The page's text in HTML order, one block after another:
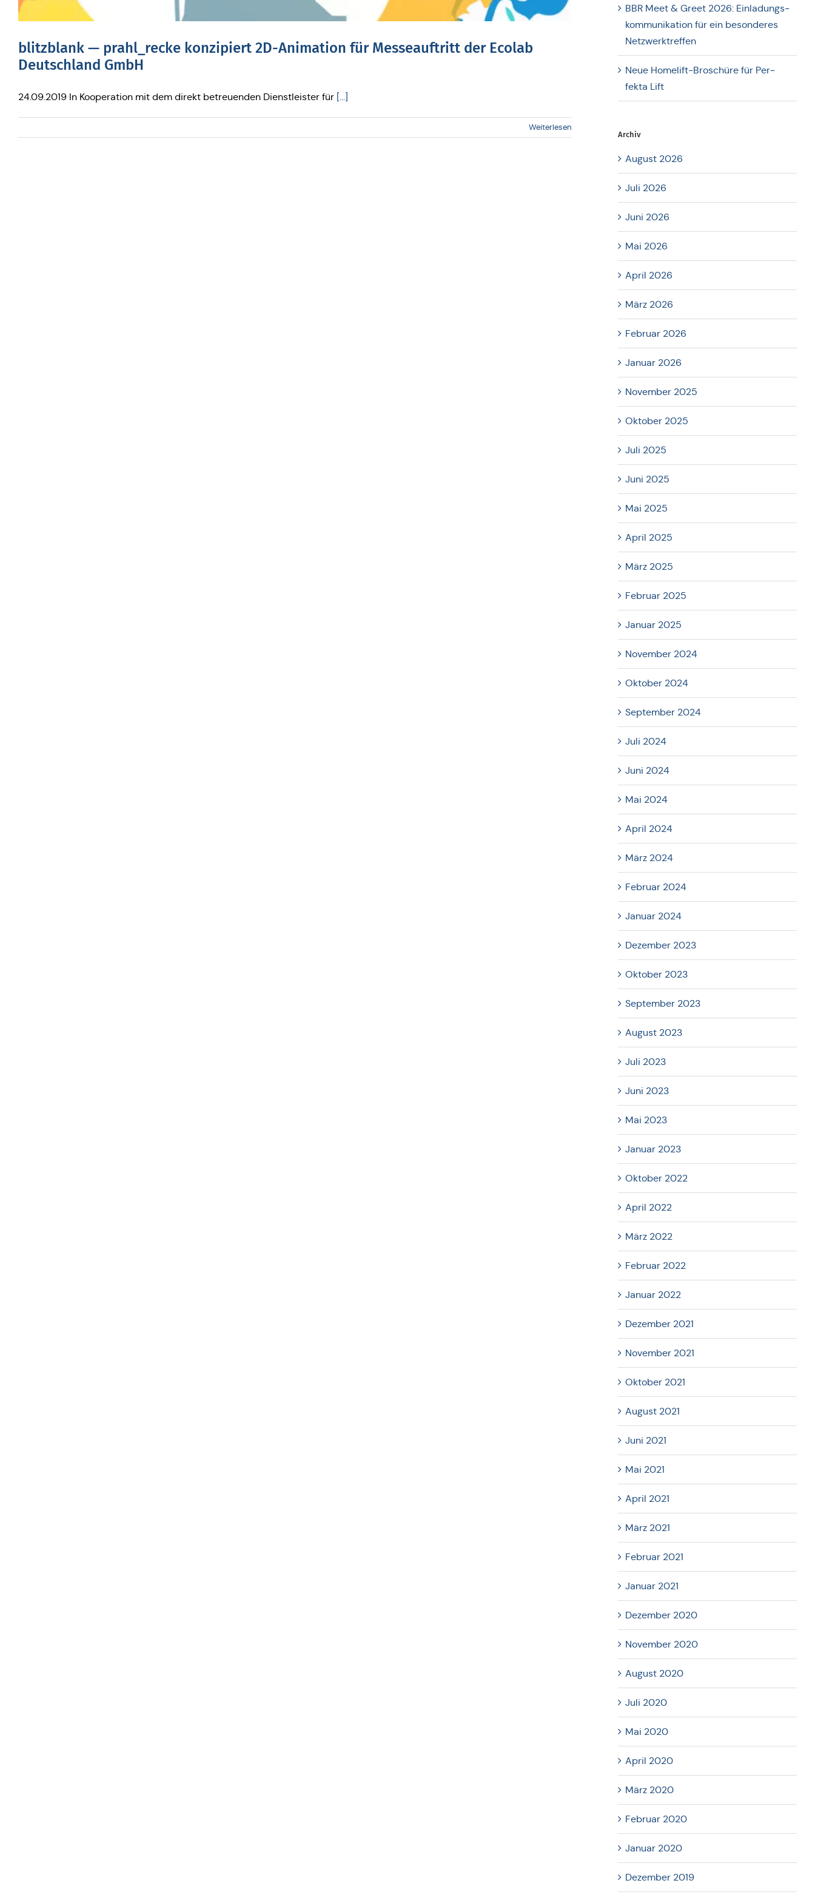
blitz­blank — prahl_recke kon­zi­piert 2D-Ani­ma­ti­on für Mes­se­auf­tritt der Ecolab
Deutsch­land GmbH
24.09.2019 In Kooperation mit dem direkt betreuenden Dienstleister für [...]
Weiterlesen
BBR Meet & Greet 2026: Ein­la­dungs­
kom­mu­ni­ka­ti­on für ein beson­de­res
Netzwerktreffen
Neue Home­lift-Bro­schü­re für Per­
fekta Lift
Archiv
August 2026
Juli 2026
Juni 2026
Mai 2026
April 2026
März 2026
Februar 2026
Januar 2026
November 2025
Oktober 2025
Juli 2025
Juni 2025
Mai 2025
April 2025
März 2025
Februar 2025
Januar 2025
November 2024
Oktober 2024
September 2024
Juli 2024
Juni 2024
Mai 2024
April 2024
März 2024
Februar 2024
Januar 2024
Dezember 2023
Oktober 2023
September 2023
August 2023
Juli 2023
Juni 2023
Mai 2023
Januar 2023
Oktober 2022
April 2022
März 2022
Februar 2022
Januar 2022
Dezember 2021
November 2021
Oktober 2021
August 2021
Juni 2021
Mai 2021
April 2021
März 2021
Februar 2021
Januar 2021
Dezember 2020
November 2020
August 2020
Juli 2020
Mai 2020
April 2020
März 2020
Februar 2020
Januar 2020
Dezember 2019